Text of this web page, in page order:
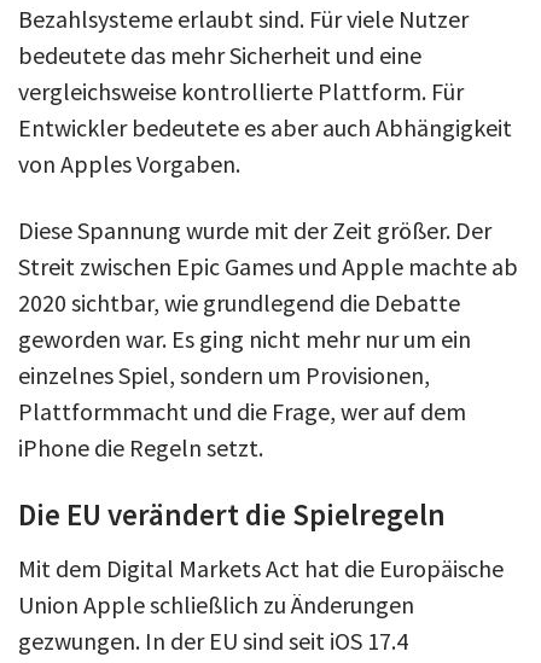
Bezahlsysteme erlaubt sind. Für viele Nutzer
bedeutete das mehr Sicherheit und eine
vergleichsweise kontrollierte Plattform. Für
Entwickler bedeutete es aber auch Abhängigkeit
von Apples Vorgaben.
Diese Spannung wurde mit der Zeit größer. Der
Streit zwischen Epic Games und Apple machte ab
2020 sichtbar, wie grundlegend die Debatte
geworden war. Es ging nicht mehr nur um ein
einzelnes Spiel, sondern um Provisionen,
Plattformmacht und die Frage, wer auf dem
iPhone die Regeln setzt.
Die EU verändert die Spielregeln
Mit dem Digital Markets Act hat die Europäische
Union Apple schließlich zu Änderungen
gezwungen. In der EU sind seit iOS 17.4